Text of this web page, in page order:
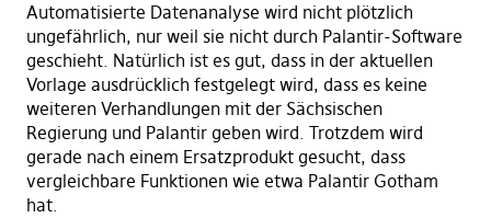
Automatisierte Datenanalyse wird nicht plötzlich
ungefährlich, nur weil sie nicht durch Palantir-Software
geschieht. Natürlich ist es gut, dass in der aktuellen
Vorlage ausdrücklich festgelegt wird, dass es keine
weiteren Verhandlungen mit der Sächsischen
Regierung und Palantir geben wird. Trotzdem wird
gerade nach einem Ersatzprodukt gesucht, dass
vergleichbare Funktionen wie etwa Palantir Gotham
hat.